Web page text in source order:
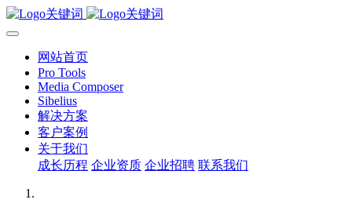
网站首页
Pro Tools
Media Composer
Sibelius
解决方案
客户案例
关于我们
成长历程 企业资质 企业招聘 联系我们